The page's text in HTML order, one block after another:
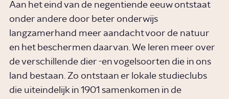
Aan het eind van de negentiende eeuw ontstaat
onder andere door beter onderwijs
langzamerhand meer aandacht voor de natuur
en het beschermen daarvan. We leren meer over
de verschillende dier -en vogelsoorten die in ons
land bestaan. Zo ontstaan er lokale studieclubs
die uiteindelijk in 1901 samenkomen in de